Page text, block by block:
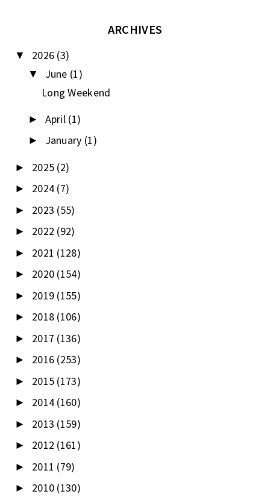
ARCHIVES
▼ 2026 (3)
▼ June (1)
Long Weekend
► April (1)
► January (1)
► 2025 (2)
► 2024 (7)
► 2023 (55)
► 2022 (92)
► 2021 (128)
► 2020 (154)
► 2019 (155)
► 2018 (106)
► 2017 (136)
► 2016 (253)
► 2015 (173)
► 2014 (160)
► 2013 (159)
► 2012 (161)
► 2011 (79)
► 2010 (130)